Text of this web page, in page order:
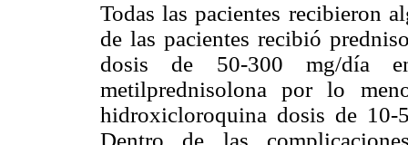
Todas las pacientes recibieron
de las pacientes recibió
dosis de 50-300 mg/día
metilprednisolona por lo
hidroxicloroquina dosis de 10-